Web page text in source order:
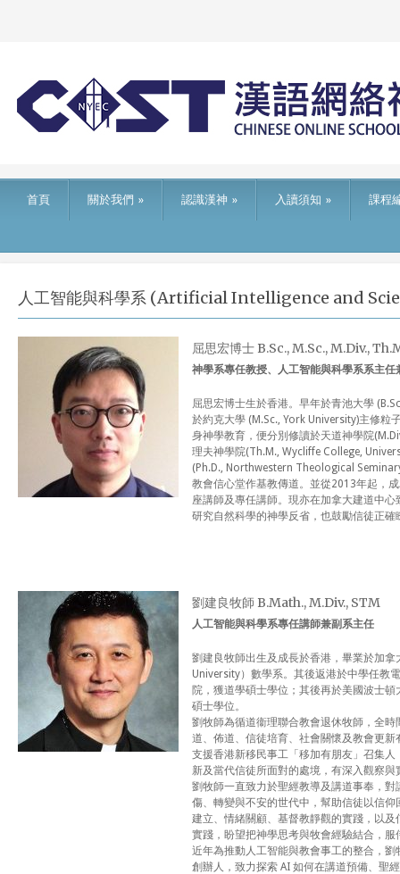
首頁 關於我們 » 認識漢神 » 入讀須知 » 課程
人工智能與科學系 (Artificial Intelligence and
屈思宏博士 B.Sc., M.Sc., M.Div.,
神學系專任教授、人工智能與科學系系主任
屈思宏博士生於香港。早年於青池大學
於約克大學 (M.Sc., York University)主修粒
身神學教育，便分別修讀於天道神學院
理夫神學院(Th.M., Wycliffe College,
(Ph.D., Northwestern Theological
教會信心堂作基教傳道。並從2013年起，
座講師及專任講師。現亦在加拿大建道中
研究自然科學的神學反省，也鼓勵信徒正
劉建良牧師 B.Math., M.Div., STM
人工智能與科學系專任講師兼副系主任
劉建良牧師出生及成長於香港，畢業於加
University）數學系。其後返港於中學任教
院，獲道學碩士學位；其後再於美國波士
碩士學位。
劉牧師為循道衞理聯合教會退休牧師，全
道、佈道、信徒培育、社會關懷及教會更
支援香港新移民事工「移加有朋友」召集
新及當代信徒所面對的處境，有深入觀察與
劉牧師一直致力於聖經教導及講道事奉，
傷、轉變與不安的世代中，幫助信徒以信
建立、情緒關顧、基督教靜觀的實踐，以
實踐，盼望把神學思考與牧會經驗結合，
近年為推動人工智能與教會事工的整合，
創辦人，致力探索 AI 如何在講道預備、聖